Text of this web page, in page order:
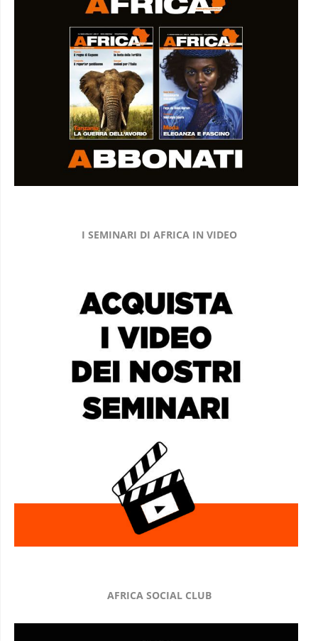
I SEMINARI DI AFRICA IN VIDEO
AFRICA SOCIAL CLUB